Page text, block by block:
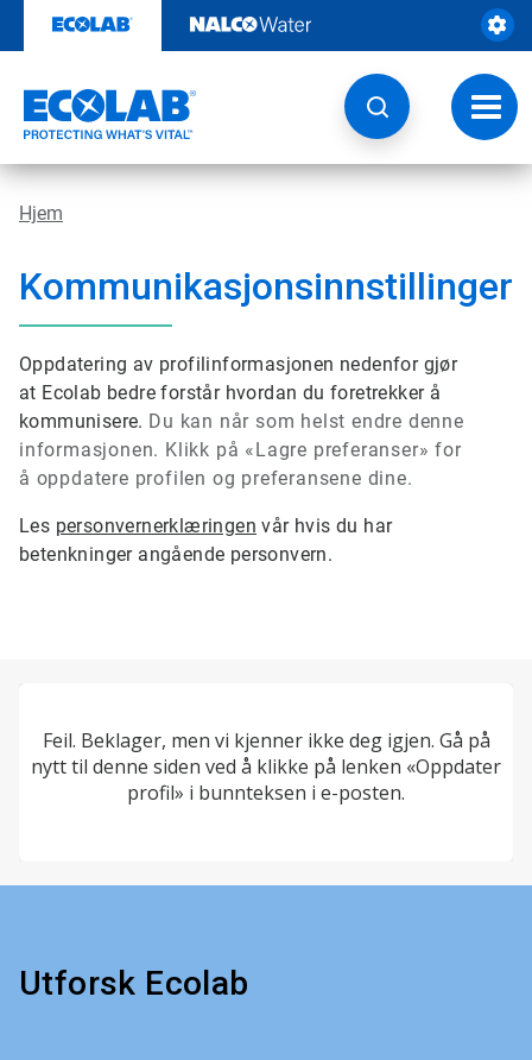
til
Veksle
Hjem
Kommunikasjonsinnstillinger
Oppdatering av profilinformasjonen nedenfor gjør
at Ecolab bedre forstår hvordan du foretrekker å
kommunisere. Du kan når som helst endre denne
informasjonen. Klikk på «Lagre preferanser» for
å oppdatere profilen og preferansene dine.
Les personvernerklæringen vår hvis du har
betenkninger angående personvern.
Feil. Beklager, men vi kjenner ikke deg igjen. Gå på
nytt til denne siden ved å klikke på lenken «Oppdater
profil» i bunnteksen i e-posten.
Utforsk Ecolab